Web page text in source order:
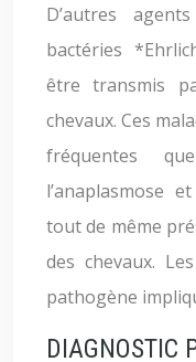
D’autres
bactéries
être transmis
chevaux. Ces
fréquentes
l’anaplasmose
tout de même
des chevaux.
pathogène
DIAGNOSTIC